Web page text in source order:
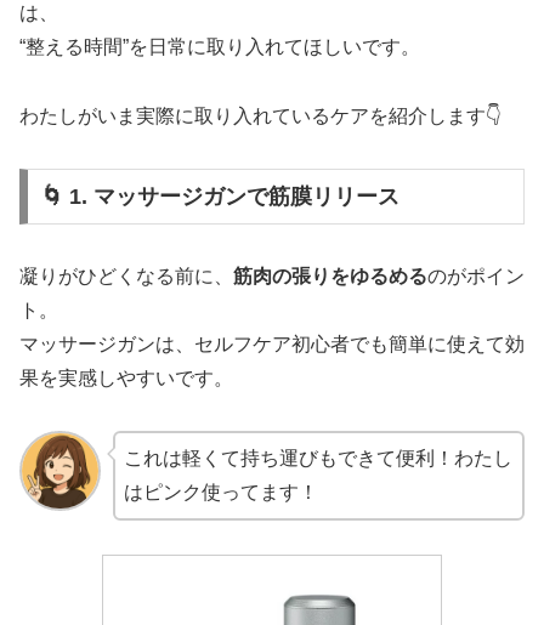
は、
“整える時間”を日常に取り入れてほしいです。
わたしがいま実際に取り入れているケアを紹介します👇
🌀 1. マッサージガンで筋膜リリース
凝りがひどくなる前に、 筋肉の張りをゆるめるのがポイン
ト。
マッサージガンは、セルフケア初心者でも簡単に使えて効
果を実感しやすいです。
これは軽くて持ち運びもできて便利！わたし
はピンク使ってます！